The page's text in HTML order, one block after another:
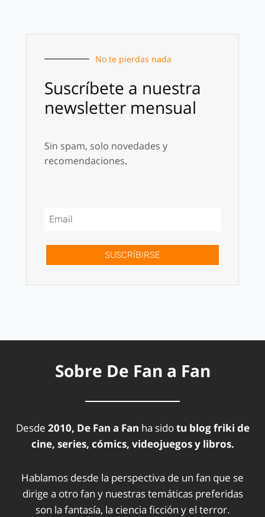
No te pierdas nada
Suscríbete a nuestra
newsletter mensual
Sin spam, solo novedades y
recomendaciones.
SUSCRÍBIRSE
Sobre De Fan a Fan
Desde 2010, De Fan a Fan ha sidotu blog friki de
cine, series, cómics, videojuegos y libros.
Hablamos desde la perspectiva de un fan que se
dirige a otro fan y nuestras temáticas preferidas
son la fantasía, la ciencia ficción y el terror.